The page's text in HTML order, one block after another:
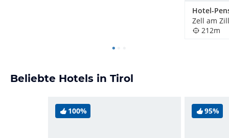
Zell am
212m
Beliebte Hotels in Tirol
100% 95%